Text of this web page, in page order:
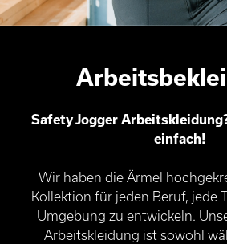
Safety Jogger
einfach!
Wir haben die Ärmel
Kollektion für jeden Beruf, jede
Umgebung zu entwickeln.
Arbeitskleidung ist sowohl